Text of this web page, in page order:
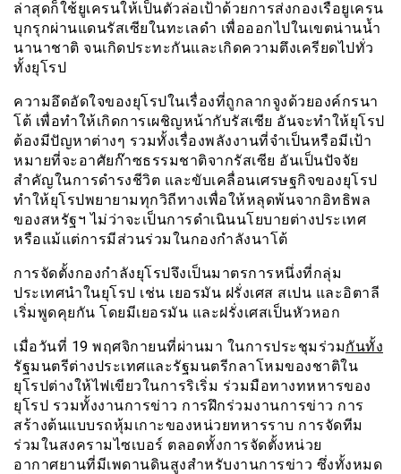
ล่าสุดก็ใช้ยูเครนให้เป็นตัวล่อเป้าด้วยการส่งกองเรือยูเครน
บุกรุกผ่านแดนรัสเซียในทะเลดำ เพื่อออกไปในเขตน่านน้ำ
นานาชาติ จนเกิดประทะกันและเกิดความตึงเครียดไปทั่ว
ทั้งยุโรป
ความอึดอัดใจของยุโรปในเรื่องที่ถูกลากจูงด้วยองค์กรนา
โต้ เพื่อทำให้เกิดการเผชิญหน้ากับรัสเซีย อันจะทำให้ยุโรป
ต้องมีปัญหาต่างๆ รวมทั้งเรื่องพลังงานที่จำเป็นหรือมีเป้า
หมายที่จะอาศัยก๊าซธรรมชาติจากรัสเซีย อันเป็นปัจจัย
สำคัญในการดำรงชีวิต และขับเคลื่อนเศรษฐกิจของยุโรป
ทำให้ยุโรปพยายามทุกวิถีทางเพื่อให้หลุดพ้นจากอิทธิพล
ของสหรัฐฯ ไม่ว่าจะเป็นการดำเนินนโยบายต่างประเทศ
หรือแม้แต่การมีส่วนร่วมในกองกำลังนาโต้
การจัดตั้งกองกำลังยุโรปจึงเป็นมาตรการหนึ่งที่กลุ่ม
ประเทศนำในยุโรป เช่น เยอรมัน ฝรั่งเศส สเปน และอิตาลี
เริ่มพูดคุยกัน โดยมีเยอรมัน และฝรั่งเศสเป็นหัวหอก
เมื่อวันที่ 19 พฤศจิกายนที่ผ่านมา ในการประชุมร่วมกันทั้ง
รัฐมนตรีต่างประเทศและรัฐมนตรีกลาโหมของชาติใน
ยุโรปต่างให้ไฟเขียวในการริเริ่ม ร่วมมือทางทหหารของ
ยุโรป รวมทั้งงานการข่าว การฝึกร่วมงานการข่าว การ
สร้างต้นแบบรถหุ้มเกาะของหน่วยทหารราบ การจัดทีม
ร่วมในสงครามไซเบอร์ ตลอดทั้งการจัดตั้งหน่วย
อากาศยานที่มีเพดานดินสูงสำหรับงานการข่าว ซึ่งทั้งหมด